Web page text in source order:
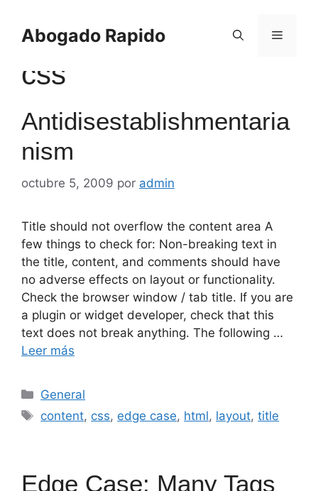
contenido
Abogado Rapido Menú
css
Antidisestablishmentaria
nism
octubre 5, 2009 por admin
Title should not overflow the content area A
few things to check for: Non-breaking text in
the title, content, and comments should have
no adverse effects on layout or functionality.
Check the browser window / tab title. If you are
a plugin or widget developer, check that this
text does not break anything. The following …
Leer más
Categorías
General
Etiquetas
content, css, edge case, html, layout,title
Edge Case: Many Tags